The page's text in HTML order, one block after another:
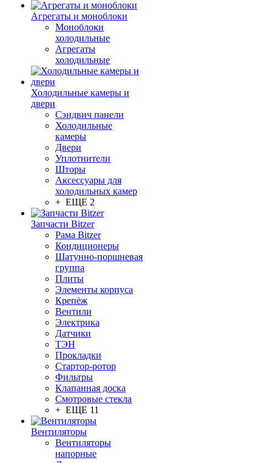
Агрегаты и моноблоки
Моноблоки
холодильные
Агрегаты
холодильные
Холодильные камеры и
двери
Сэндвич панели
Холодильные
камеры
Двери
Уплотнители
Шторы
Аксессуары для
холодильных камер
+ ЕЩЕ 2
Запчасти Bitzer
Рама Bitzer
Кондиционеры
Шатунно-поршневая
группа
Плиты
Элементы корпуса
Крепёж
Вентили
Электрика
Датчики
ТЭН
Прокладки
Стартор-ротор
Фильтры
Клапанная доска
Смотровые стекла
+ ЕЩЕ 11
Вентиляторы
Вентиляторы
напорные